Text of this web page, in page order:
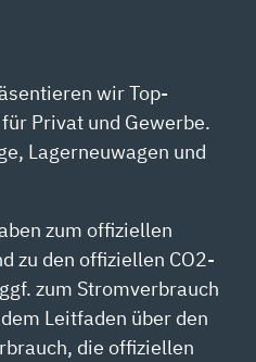
wir Top-
Privat und Gewerbe.
Lagerneuwagen und
zum offiziellen
zu den offiziellen CO2-
zum Stromverbrauch
Leitfaden über den
die offiziellen